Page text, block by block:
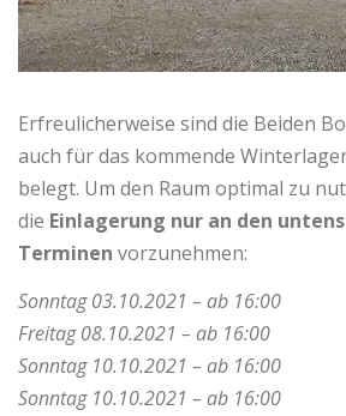
Erfreulicherweise sind die Beiden
auch für das kommende
belegt. Um den Raum optimal zu
die Einlagerung nur an den
Terminen vorzunehmen:
Sonntag 03.10.2021 – ab 16:00
Freitag 08.10.2021 – ab 16:00
Sonntag 10.10.2021 – ab 16:00
Sonntag 10.10.2021 – ab 16:00